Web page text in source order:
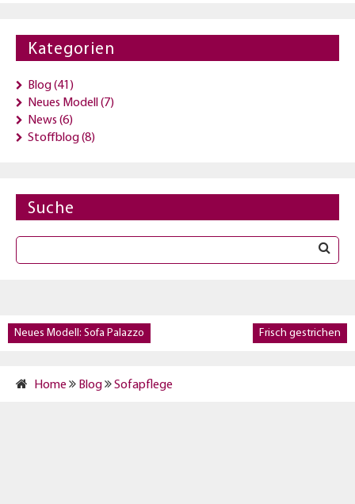
Kategorien
Blog(41)
Neues Modell (7)
News (6)
Stoffblog(8)
Suche
Neues Modell: Sofa Palazzo Frisch gestrichen
Home Blog Sofapflege